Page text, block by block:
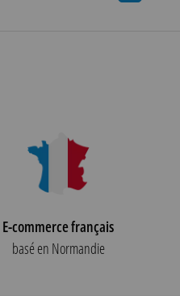
E-commerce français
basé en Normandie